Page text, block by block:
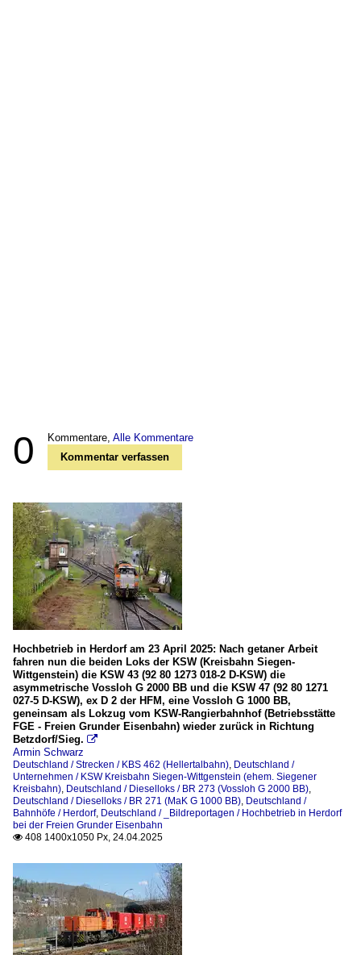
0 Kommentare, Alle Kommentare
Kommentar verfassen
Hochbetrieb in Herdorf am 23 April 2025: Nach getaner Arbeit
fahren nun die beiden Loks der KSW (Kreisbahn Siegen-
Wittgenstein) die KSW 43 (92 80 1273 018-2 D-KSW) die
asymmetrische Vossloh G 2000 BB und die KSW 47 (92 80 1271
027-5 D-KSW), ex D 2 der HFM, eine Vossloh G 1000 BB,
geneinsam als Lokzug vom KSW-Rangierbahnhof (Betriebsstätte
FGE - Freien Grunder Eisenbahn) wieder zurück in Richtung
Betzdorf/Sieg. 
Armin Schwarz
Deutschland / Strecken / KBS 462 (Hellertalbahn), Deutschland /
Unternehmen / KSW Kreisbahn Siegen-Wittgenstein (ehem. Siegener
Kreisbahn), Deutschland / Dieselloks / BR 273 (Vossloh G 2000 BB),
Deutschland / Dieselloks / BR 271 (MaK G 1000 BB), Deutschland /
Bahnhöfe / Herdorf, Deutschland / _Bildreportagen / Hochbetrieb in Herdorf
bei der Freien Grunder Eisenbahn
 408 1400x1050 Px, 24.04.2025